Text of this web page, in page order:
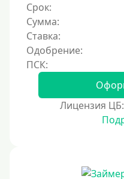
Для ИП
Для бизнеса
Документы
По водительскому
Срок:
Сумма:
Ставка:
Одобрение:
Лицензия